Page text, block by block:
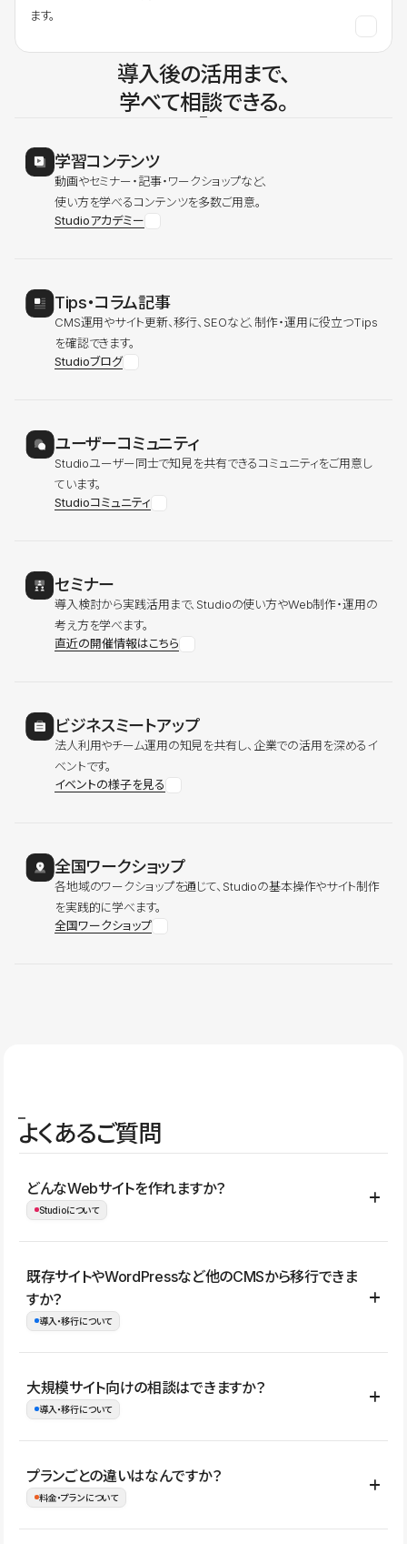
ます。
導入後の活用まで、
学べて相談できる。
学習コンテンツ
動画やセミナー・記事・ワークショップなど、
使い方を学べるコンテンツを多数ご用意。
Studioアカデミー
Tips・コラム記事
CMS運用やサイト更新、移行、SEOなど、制作・運用に役立つTips
を確認できます。
Studioブログ
ユーザーコミュニティ
Studioユーザー同士で知見を共有できるコミュニティをご用意し
ています。
Studioコミュニティ
セミナー
導入検討から実践活用まで、Studioの使い方やWeb制作・運用の
考え方を学べます。
直近の開催情報はこちら
ビジネスミートアップ
法人利用やチーム運用の知見を共有し、企業での活用を深めるイ
ベントです。
イベントの様子を見る
全国ワークショップ
各地域のワークショップを通じて、Studioの基本操作やサイト制作
を実践的に学べます。
全国ワークショップ
よくあるご質問
どんなWebサイトを作れますか？
Studioについて
コーポレートサイト、サービスサイト、LP、採用サイト、ブロ
グ・メディア、イベントサイト、店舗・商品紹介サイト、ポートフ
ォリオなど幅広く制作できます。
既存サイトやWordPressなど他のCMSから移行できま
すか？
導入・移行について
はい。既存サイトの構成やコンテンツ、URLを整理したうえで、
Studio上に再構築する形で移行できます。 WordPressの場合は、
イト全体のデザインや設定がそのまま移行されるわけではないた
め、移行後にページ構成やデザイン、CMS設計、URL・リダイレク
大規模サイト向けの相談はできますか？
導入・移行について
はい。アクセス規模が大きいサイトや、複数部門での運用、権限管
理、セキュリティ確認、既存システムとの連携など、個別の要件が
プランごとの違いはなんですか？
料金・プランについて